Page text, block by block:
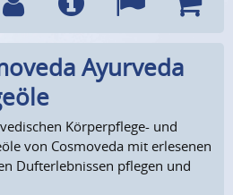
Info Sprachen
Ayurveda
Körperpflege- und
von Cosmoveda mit erlesenen
Dufterlebnissen pflegen und